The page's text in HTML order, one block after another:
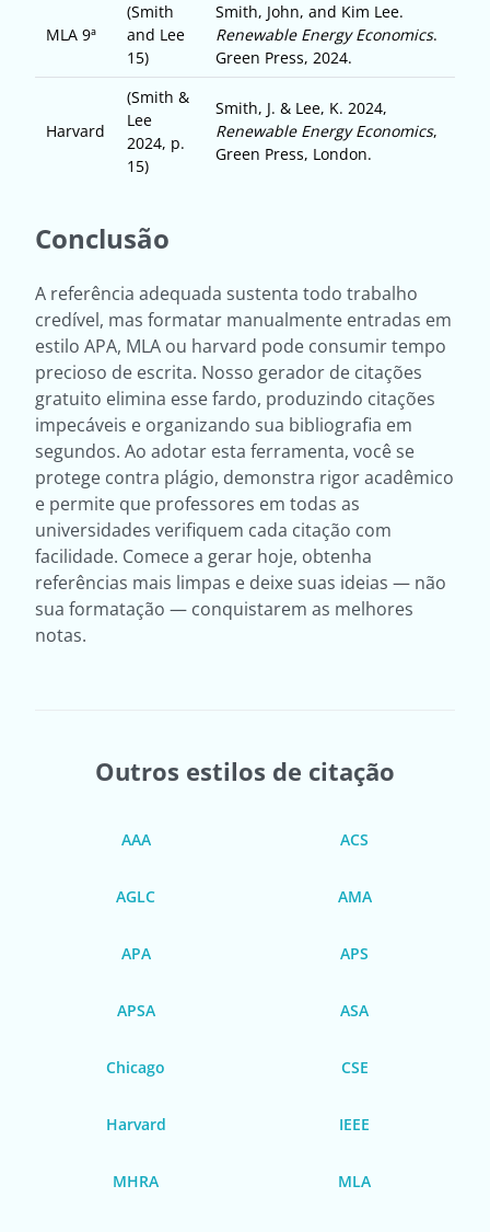
MLA 9ª
(Smith
and Lee
15)
Smith, John, and Kim Lee.
Renewable Energy Economics.
Green Press, 2024.
Harvard
(Smith &
Lee
2024, p.
15)
Smith, J. & Lee, K. 2024,
Renewable Energy Economics,
Green Press, London.
Conclusão
A referência adequada sustenta todo trabalho
credível, mas formatar manualmente entradas em
estilo APA, MLA ou harvard pode consumir tempo
precioso de escrita. Nosso gerador de citações
gratuito elimina esse fardo, produzindo citações
impecáveis e organizando sua bibliografia em
segundos. Ao adotar esta ferramenta, você se
protege contra plágio, demonstra rigor acadêmico
e permite que professores em todas as
universidades verifiquem cada citação com
facilidade. Comece a gerar hoje, obtenha
referências mais limpas e deixe suas ideias — não
sua formatação — conquistarem as melhores
notas.
Outros estilos de citação
AAA ACS
AGLC AMA
APA APS
APSA ASA
Chicago CSE
Harvard IEEE
MHRA MLA